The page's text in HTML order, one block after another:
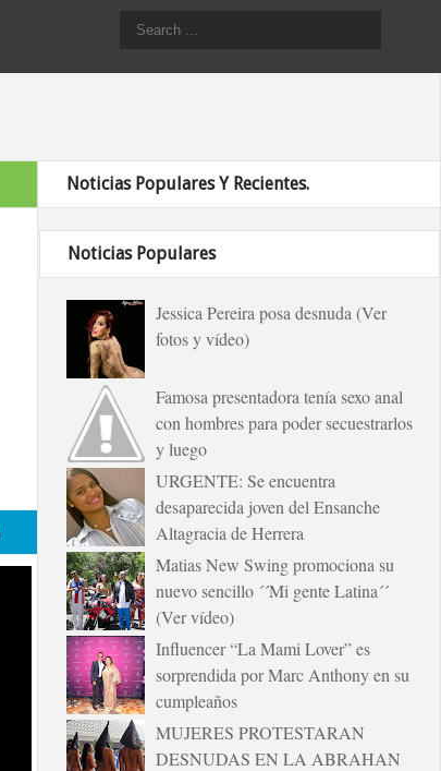
Noticias Populares Y Recientes.
Noticias Populares
Jessica Pereira posa desnuda (Ver
fotos y vídeo)
Famosa presentadora tenía sexo anal
con hombres para poder secuestrarlos
y luego
URGENTE: Se encuentra
desaparecida joven del Ensanche
Altagracia de Herrera
Matias New Swing promociona su
nuevo sencillo ´´Mi gente Latina´´
(Ver vídeo)
Influencer “La Mami Lover” es
sorprendida por Marc Anthony en su
cumpleaños
MUJERES PROTESTARAN
DESNUDAS EN LA ABRAHAN